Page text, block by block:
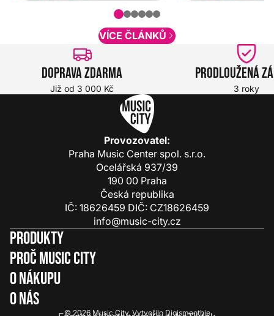
VÍCE ČLÁNKŮ
Doprava zdarma
Již od 3 000 Kč
Prodloužená
3 roky
Provozovatel:
Praha Music Center spol. s.r.o.
Ocelářská 937/39
190 00 Praha
Česká republika
IČ: 18626459 DIČ: CZ18626459
info@music-city.cz
Produkty
Proč Music City
O nákupu
O nás
© 2026 Music City. Vytvořilo Digismoothie